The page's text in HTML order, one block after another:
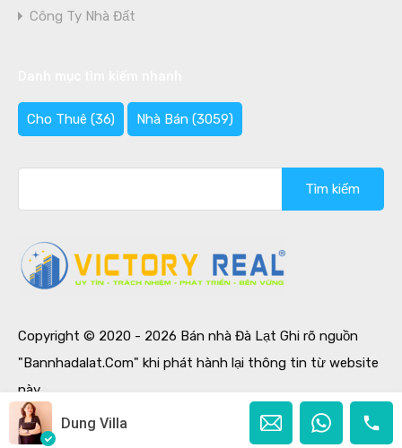
Công Ty Nhà Đất
Cho Thuê (36) Nhà Bán (3059)
kiếm
cho:
Copyright © 2020 - 2026 Bán nhà Đà Lạt Ghi rõ nguồn
"Bannhadalat.Com" khi phát hành lại thông tin từ website
này.
Designed by
Ban Nha Da Lat
Dung Villa